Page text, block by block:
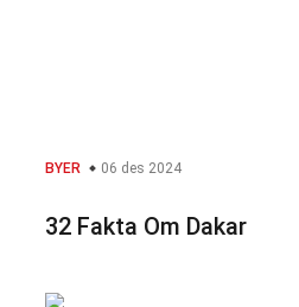
BYER 06 des 2024
32 Fakta Om Dakar